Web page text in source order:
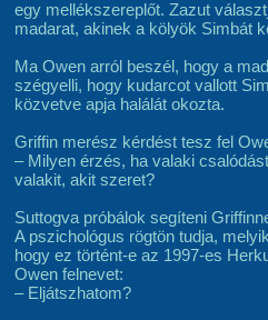
egy mellékszereplőt. Zazut
madarat, akinek a kölyök Simbát
Ma Owen arról beszél, hogy a
szégyelli, hogy kudarcot vallott
közvetve apja halálát okozta.
Griffin merész kérdést tesz fel
– Milyen érzés, ha valaki
valakit, akit szeret?
Suttogva próbálok segíteni
A pszichológus rögtön tudja,
hogy ez történt-e az 1997-es
Owen felnevet:
– Eljátszhatom?